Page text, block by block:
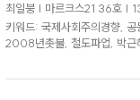
최일붕 | 마르크스21 36호 |
키워드: 국제사회주의경향,
2008년촛불, 철도파업, 박근